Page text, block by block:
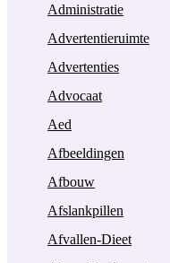
Administratie
Advertentieruimte
Advertenties
Advocaat
Aed
Afbeeldingen
Afbouw
Afslankpillen
Afvallen-Dieet